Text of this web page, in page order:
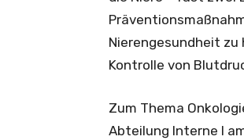
Nierengesundheit zu
Kontrolle von
Zum Thema
Abteilung Interne I